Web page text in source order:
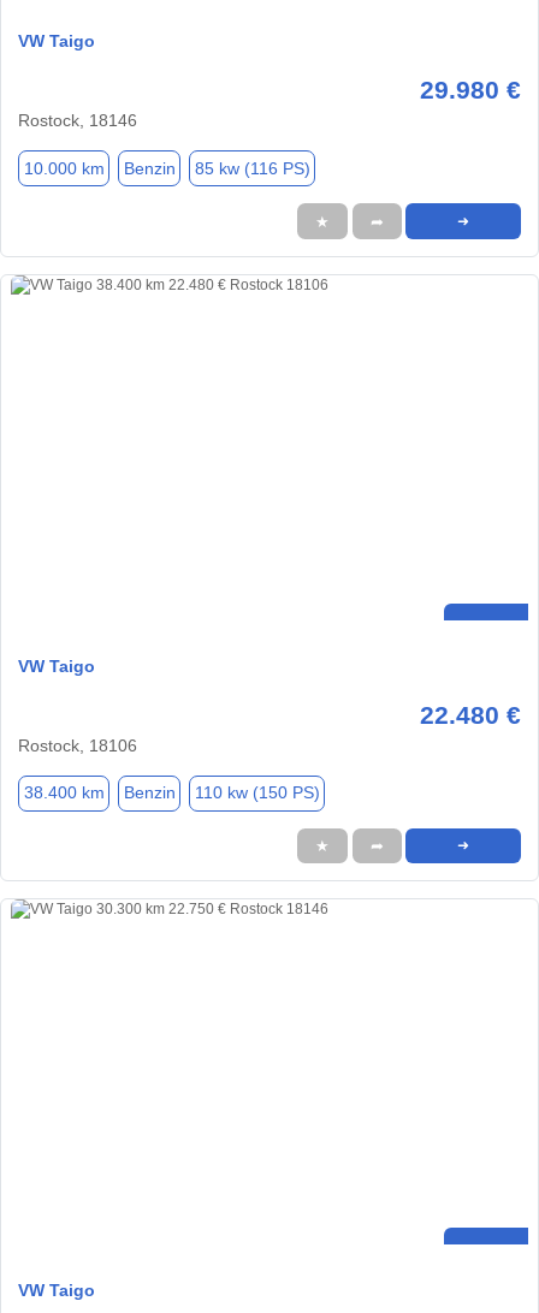
VW Taigo
29.980 €
Rostock, 18146
10.000 km Benzin 85 kw (116 PS)
★ ➦ ➜
VW Taigo
22.480 €
Rostock, 18106
38.400 km Benzin 110 kw (150 PS)
★ ➦ ➜
VW Taigo